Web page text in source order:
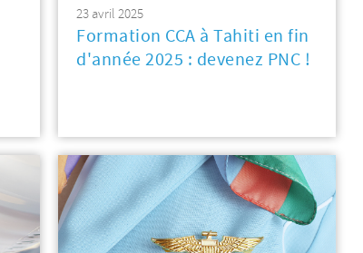
23 avril 2025
Formation CCA à Tahiti en fin
d'année 2025 : devenez PNC !